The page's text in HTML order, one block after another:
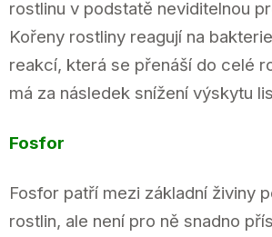
rostlinu v podstatě neviditelnou
Kořeny rostliny reagují na
reakcí, která se přenáší do celé
má za následek snížení výskytu
Fosfor
Fosfor patří mezi základní živiny
rostlin, ale není pro ně snadno